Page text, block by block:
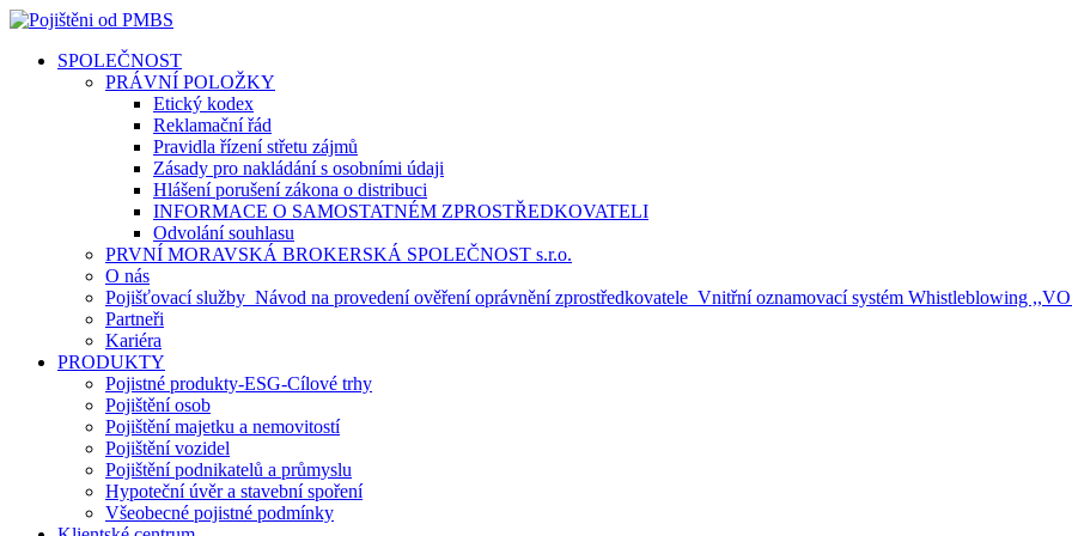
SPOLEČNOST
PRÁVNÍ POLOŽKY
Etický kodex
Reklamační řád
Pravidla řízení střetu zájmů
Zásady pro nakládání s osobními údaji
Hlášení porušení zákona o distribuci
INFORMACE O SAMOSTATNÉM ZPROSTŘEDKOVATELI
Odvolání souhlasu
PRVNÍ MORAVSKÁ BROKERSKÁ SPOLEČNOST s.r.o.
O nás
Pojišťovací služby_Návod na provedení ověření oprávnění zprostředkovatele_Vnitřní oznamovací systém Whistleblowing
Partneři
Kariéra
PRODUKTY
Pojistné produkty-ESG-Cílové trhy
Pojištění osob
Pojištění majetku a nemovitostí
Pojištění vozidel
Pojištění podnikatelů a průmyslu
Hypoteční úvěr a stavební spoření
Všeobecné pojistné podmínky